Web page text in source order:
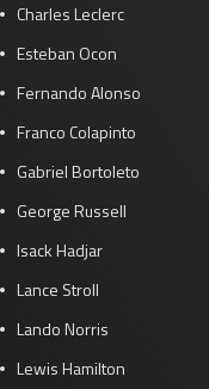
Charles Leclerc
Esteban Ocon
Fernando Alonso
Franco Colapinto
Gabriel Bortoleto
George Russell
Isack Hadjar
Lance Stroll
Lando Norris
Lewis Hamilton